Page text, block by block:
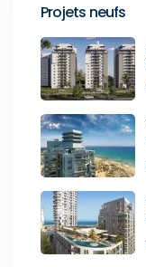
Projets neufs